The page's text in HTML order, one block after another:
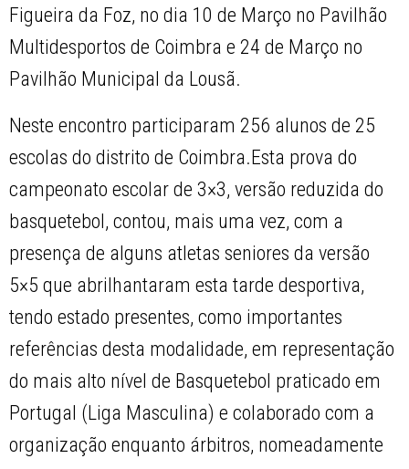
Figueira da Foz, no dia 10 de Março no Pavilhão
Multidesportos de Coimbra e 24 de Março no
Pavilhão Municipal da Lousã.
Neste encontro participaram 256 alunos de 25
escolas do distrito de Coimbra.Esta prova do
campeonato escolar de 3×3, versão reduzida do
basquetebol, contou, mais uma vez, com a
presença de alguns atletas seniores da versão
5×5 que abrilhantaram esta tarde desportiva,
tendo estado presentes, como importantes
referências desta modalidade, em representação
do mais alto nível de Basquetebol praticado em
Portugal (Liga Masculina) e colaborado com a
organização enquanto árbitros, nomeadamente